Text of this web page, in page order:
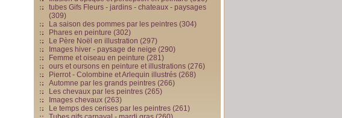
tubes Gifs Fleurs - jardins - chateaux - paysages
(309)
La saison des pommes par les peintres (304)
Phares en peinture (302)
Le Père Noël en illustration (297)
Images hiver - paysage de neige (290)
Femme et oiseau en peinture (281)
ours et oursons en peinture et illustrations (276)
Pierrot - Colombine et Arlequin illustrés (268)
Automne par les grands peintres (266)
Les chevaux par les peintres (265)
Images chevaux (263)
Le temps des cerises par les peintres (261)